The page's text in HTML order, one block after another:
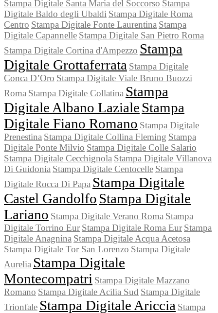
Stampa Digitale Santa Maria del Soccorso Stampa
Digitale Baldo degli Ubaldi Stampa Digitale Roma
Centro Stampa Digitale Fonte Laurentina Stampa
Digitale Capannelle Stampa Digitale San Pietro Roma
Stampa Digitale Cortina d'Ampezzo Stampa
Digitale Grottaferrata Stampa Digitale
Conca D’Oro Stampa Digitale Viale Bruno Buozzi
Roma Stampa Digitale Collatina Stampa
Digitale Albano Laziale Stampa
Digitale Fiano Romano Stampa Digitale
Prenestina Stampa Digitale Collina Fleming Stampa
Digitale Ponte Milvio Stampa Digitale Colle Salario
Stampa Digitale Cecchignola Stampa Digitale Villanova
Di Guidonia Stampa Digitale Centocelle Stampa
Digitale Rocca Di Papa Stampa Digitale
Castel Gandolfo Stampa Digitale
Lariano Stampa Digitale Verano Roma Stampa
Digitale Torrino Eur Stampa Digitale Roma Eur Stampa
Digitale Anagnina Stampa Digitale Acqua Acetosa
Stampa Digitale Tor San Lorenzo Stampa Digitale
Aurelia Stampa Digitale
Montecompatri Stampa Digitale Mazzano
Romano Stampa Digitale Acilia Sud Stampa Digitale
Trionfale Stampa Digitale Ariccia Stampa